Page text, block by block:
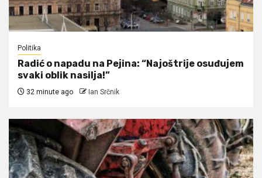
Politika
Radić o napadu na Pejina: “Najoštrije osuđujem
svaki oblik nasilja!”
32 minute ago Ian Srčnik